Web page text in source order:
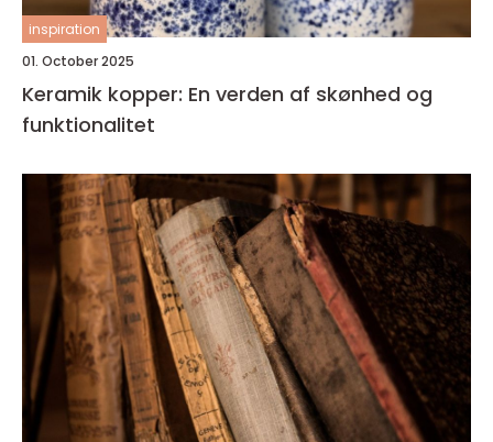
inspiration
01. October 2025
Keramik kopper: En verden af skønhed og
funktionalitet